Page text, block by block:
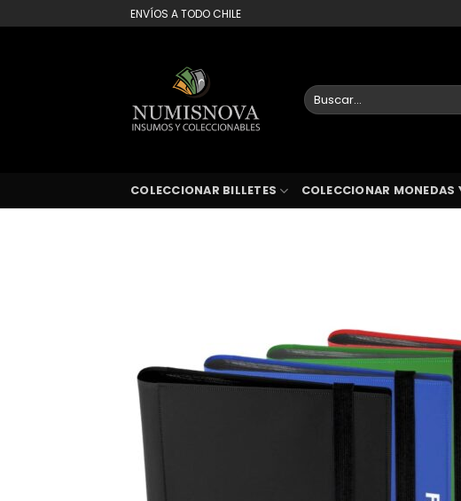
al
ENVÍOS A TODO CHILE
Buscar
por:
COLECCIONAR BILLETES COLECCIONAR MONEDAS